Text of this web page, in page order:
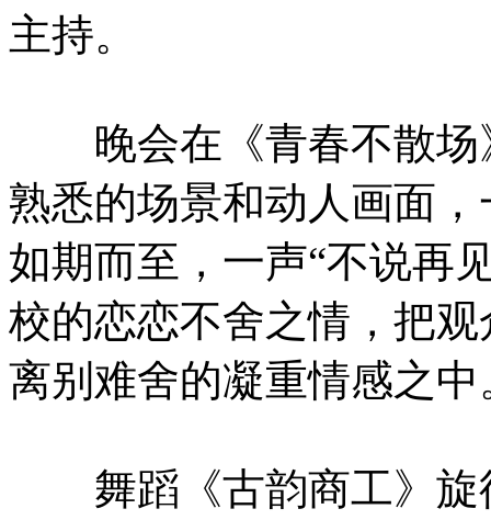
主持。
晚会在《青春不散场
熟悉的场景和动人画面
如期而至，一声“不说再
校的恋恋不舍之情，把
离别难舍的凝重情感之中
舞蹈《古韵商工》旋